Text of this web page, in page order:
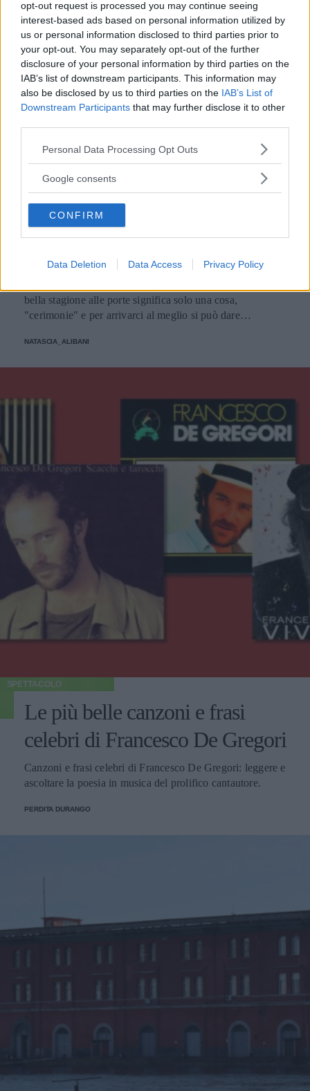
opt-out request is processed you may continue seeing
interest-based ads based on personal information utilized by
us or personal information disclosed to third parties prior to
your opt-out. You may separately opt-out of the further
disclosure of your personal information by third parties on the
IAB’s list of downstream participants. This information may
also be disclosed by us to third parties on the IAB’s List of
Downstream Participants that may further disclose it to other
Please note that this website/app uses one or more Google
not limited to your visit or usage behaviour. You may click to
use your data for below specified purposes in below Google
consent section.
Personal Data Processing Opt Outs
Google consents
CONFIRM
Data Deletion Data Access Privacy Policy
Tailleur cerimonia 2025
economici: i più belli di Zara,
Zalando, H&M, Mango e altri
bella stagione alle porte significa solo una cosa,
"cerimonie" e per arrivarci al meglio si può dare
NATASCIA_ALIBANI
SPETTACOLO
Le più belle canzoni e frasi
celebri di Francesco De Gregori
Canzoni e frasi celebri di Francesco De Gregori: leggere e
ascoltare la poesia in musica del prolifico cantautore.
PERDITA DURANGO